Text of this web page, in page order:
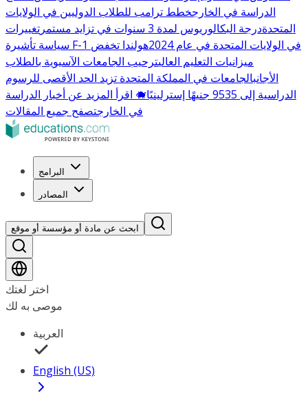
الدراسة في الخارجخطط ترامب للطلاب الدوليين في الولايات
المتحدةدرجة البكالوريوس لمدة 3 سنوات في تزايد مستمر
تغييرات
سياسة تأشيرة F-1 في الولايات المتحدة في عام 2024
هولندا تخفض
ميزانيات التعليم العاليترحيب الجامعات الآسيوية بالطلاب
الأجانبالجامعات في المملكة المتحدة تزيد الحد الأقصى للرسوم
الدراسية إلى 9535 جنيهًا إسترلينيًا
🐗 اقرأ المزيد عن أخبار الدراسة
في الخارجتصفح جميع المقالات
البرامج
المصادر
ابحث عن مادة أو مؤسسة أو موقع
اختر لغتك
موصى به لك
العربية
English (US)